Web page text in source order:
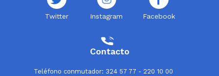
Twitter Instagram Facebook
Contacto
Teléfono conmutador: 324 57 77 - 220 10 00